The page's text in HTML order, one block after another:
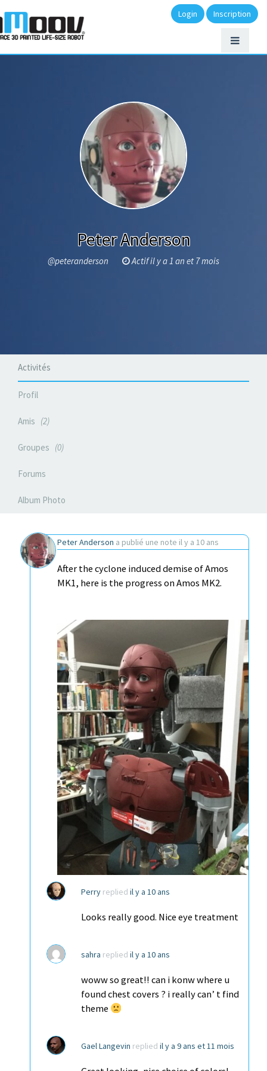
Login Inscription
Peter Anderson
@peteranderson Actif il y a 1 an et 7 mois
Activités
Profil
Amis 2
Groupes 0
Forums
Album Photo
Peter Anderson a publié une note il y a 10 ans
After the cyclone induced demise of Amos
MK1, here is the progress on Amos MK2.
Perry replied il y a 10 ans
Looks really good. Nice eye treatment
sahra replied il y a 10 ans
woww so great!! can i konw where u
found chest covers ? i really can’ t find
theme
Gael Langevin replied il y a 9 ans et 11 mois